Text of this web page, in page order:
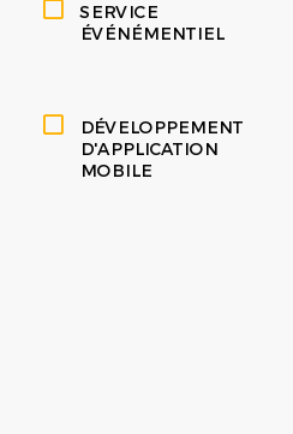
SERVICE
ÉVÉNÉMENTIEL
DÉVELOPPEMENT
D'APPLICATION
MOBILE